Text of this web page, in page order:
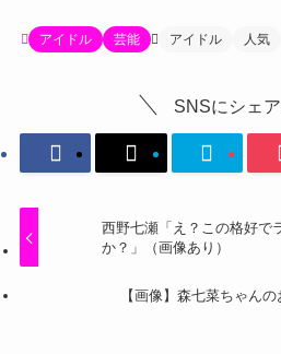
アイドル 芸能 アイドル 人気
SNSにシェ
西野七瀬「え？この格好で
か？」（画像あり）
【画像】森七菜ちゃん